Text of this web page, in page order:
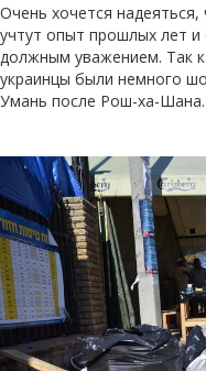
Очень хочется
учтут опыт прошлых лет и
должным уважением. Так
украинцы были немного
Умань после Рош-ха-Шана.